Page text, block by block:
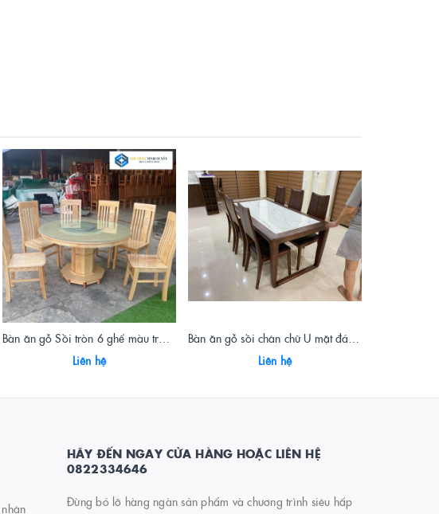
Bàn ăn gỗ Sồi tròn 6 ghế màu trắng (1m)
Liên hệ
Bàn ăn gỗ sồi chân chữ U mặt đá 6 ghế màu óc chó
Liên hệ
HÃY ĐẾN NGAY CỬA HÀNG HOẶC LIÊN HỆ
0822334646
Đừng bỏ lỡ hàng ngàn sản phẩm và chương trình siêu hấp